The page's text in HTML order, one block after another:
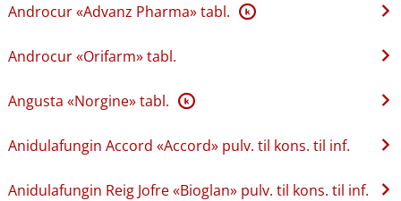
Androcur «Advanz Pharma» tabl. K
Androcur «Orifarm» tabl.
Angusta «Norgine» tabl. K
Anidulafungin Accord «Accord» pulv. til kons. til inf.
Anidulafungin Reig Jofre «Bioglan» pulv. til kons. til inf.